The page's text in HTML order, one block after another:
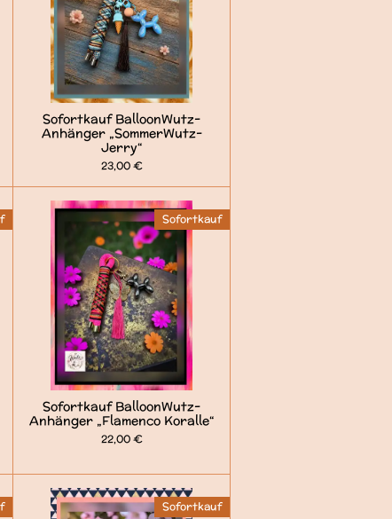
Sofortkauf BalloonWutz-
Anhänger „SommerWutz-
Jerry“
23,00 €
Sofortkauf
Sofortkauf BalloonWutz-
Anhänger „Flamenco Koralle“
22,00 €
Sofortkauf